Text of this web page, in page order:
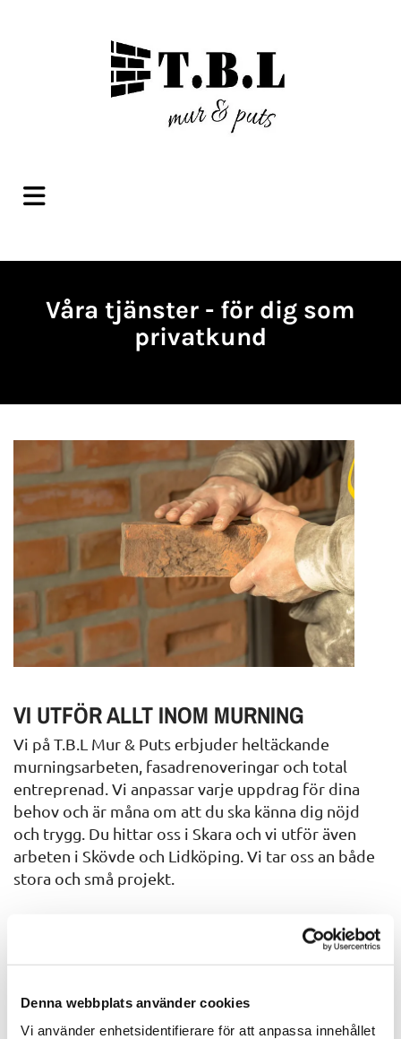
Denna webbplats använder cookies
Vi använder enhetsidentifierare för att anpassa innehållet
Våra tjänster - för dig som
privatkund
VI UTFÖR ALLT INOM MURNING
Vi på T.B.L Mur & Puts erbjuder heltäckande
murningsarbeten, fasadrenoveringar och total
entreprenad. Vi anpassar varje uppdrag för dina
behov och är måna om att du ska känna dig nöjd
och trygg. Du hittar oss i Skara och vi utför även
arbeten i Skövde och Lidköping. Vi tar oss an både
stora och små projekt.
Kontakta oss så hör vi av oss med en offert! Vi ser
fram emot att inleda ett samarbete med dig. Har
att kontakta oss.